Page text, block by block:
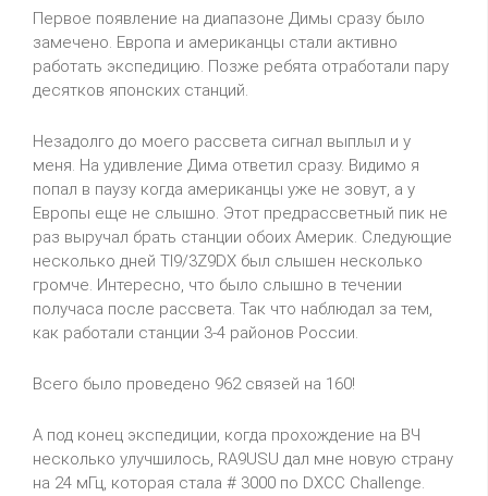
Первое появление на диапазоне Димы сразу было
замечено. Европа и американцы стали активно
работать экспедицию. Позже ребята отработали пару
десятков японских станций.
Незадолго до моего рассвета сигнал выплыл и у
меня. На удивление Дима ответил сразу. Видимо я
попал в паузу когда американцы уже не зовут, а у
Европы еще не слышно. Этот предрассветный пик не
раз выручал брать станции обоих Америк. Следующие
несколько дней TI9/3Z9DX был слышен несколько
громче. Интересно, что было слышно в течении
получаса после рассвета. Так что наблюдал за тем,
как работали станции 3-4 районов России.
Всего было проведено 962 связей на 160!
А под конец экспедиции, когда прохождение на ВЧ
несколько улучшилось, RA9USU дал мне новую страну
на 24 мГц, которая стала # 3000 по DXCC Challenge.